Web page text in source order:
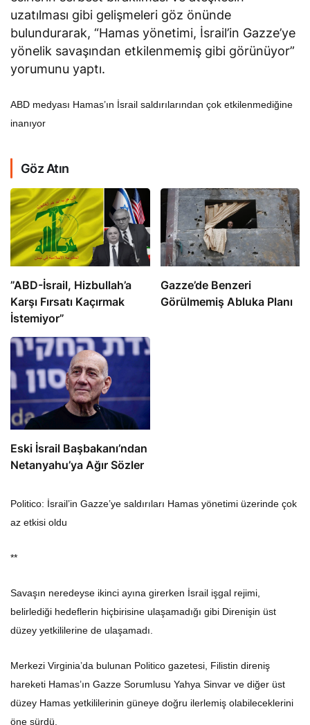
uzatılması gibi gelişmeleri göz önünde
bulundurarak, “Hamas yönetimi, İsrail’in Gazze’ye
yönelik savaşından etkilenmemiş gibi görünüyor”
yorumunu yaptı.
ABD medyası Hamas’ın İsrail saldırılarından çok etkilenmediğine
inanıyor
Göz Atın
​​​​​​​”ABD-İsrail, Hizbullah’a
Karşı Fırsatı Kaçırmak
İstemiyor”
​​​​​​​Gazze’de Benzeri
Görülmemiş Abluka Planı
Eski İsrail Başbakanı’ndan
Netanyahu’ya Ağır Sözler
Politico: İsrail’in Gazze’ye saldırıları Hamas yönetimi üzerinde çok
az etkisi oldu
**
Savaşın neredeyse ikinci ayına girerken İsrail işgal rejimi,
belirlediği hedeflerin hiçbirisine ulaşamadığı gibi Direnişin üst
düzey yetkililerine de ulaşamadı.
Merkezi Virginia’da bulunan Politico gazetesi, Filistin direniş
hareketi Hamas’ın Gazze Sorumlusu Yahya Sinvar ve diğer üst
düzey Hamas yetkililerinin güneye doğru ilerlemiş olabileceklerini
öne sürdü.